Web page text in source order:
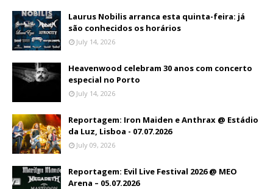
Laurus Nobilis arranca esta quinta-feira: já
são conhecidos os horários
July 14, 2026
Heavenwood celebram 30 anos com concerto
especial no Porto
July 14, 2026
Reportagem: Iron Maiden e Anthrax @ Estádio
da Luz, Lisboa - 07.07.2026
July 09, 2026
Reportagem: Evil Live Festival 2026 @ MEO
Arena – 05.07.2026